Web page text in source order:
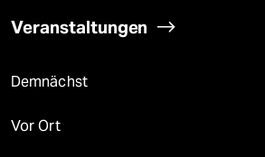
Veranstaltungen
Demnächst
Vor Ort